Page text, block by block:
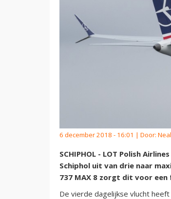
6 december 2018 - 16:01 | Door:
SCHIPHOL - LOT Polish
Schiphol uit van drie naar
737 MAX 8 zorgt dit voor
De vierde dagelijkse vlucht